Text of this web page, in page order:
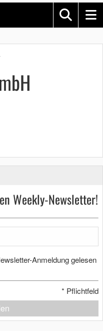
Weekly-Newsletter!
Anmeldung gelesen
* Pflichtfeld